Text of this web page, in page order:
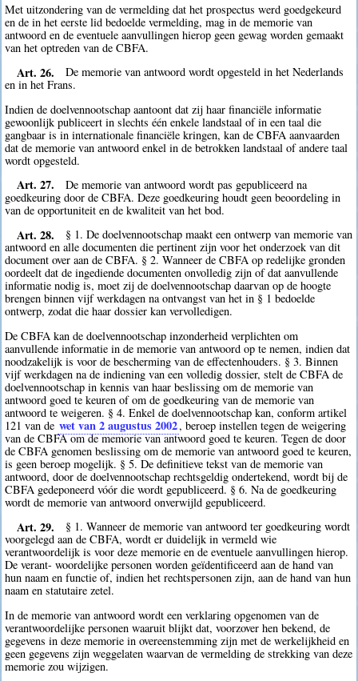
Met uitzondering van de vermelding dat het prospectus werd goedgekeurd
en de in het eerste lid bedoelde vermelding, mag in de memorie van
antwoord en de eventuele aanvullingen hierop geen gewag worden gemaakt
van het optreden van de CBFA.
Art. 26.
De memorie van antwoord wordt opgesteld in het Nederlands
en in het Frans.
Indien de doelvennootschap aantoont dat zij haar financiële informatie
gewoonlijk publiceert in slechts één enkele landstaal of in een taal die
gangbaar is in internationale financiële kringen, kan de CBFA aanvaarden
dat de memorie van antwoord enkel in de betrokken landstaal of andere taal
wordt opgesteld.
Art. 27.
De memorie van antwoord wordt pas gepubliceerd na
goedkeuring door de CBFA. Deze goedkeuring houdt geen beoordeling in
van de opportuniteit en de kwaliteit van het bod.
Art. 28.
§ 1. De doelvennootschap maakt een ontwerp van memorie van
antwoord en alle documenten die pertinent zijn voor het onderzoek van dit
document over aan de CBFA. § 2. Wanneer de CBFA op redelijke gronden
oordeelt dat de ingediende documenten onvolledig zijn of dat aanvullende
informatie nodig is, moet zij de doelvennootschap daarvan op de hoogte
brengen binnen vijf werkdagen na ontvangst van het in § 1 bedoelde
ontwerp, zodat die haar dossier kan vervolledigen.
De CBFA kan de doelvennootschap inzonderheid verplichten om
aanvullende informatie in de memorie van antwoord op te nemen, indien dat
noodzakelijk is voor de bescherming van de effectenhouders. § 3. Binnen
vijf werkdagen na de indiening van een volledig dossier, stelt de CBFA de
doelvennootschap in kennis van haar beslissing om de memorie van
antwoord goed te keuren of om de goedkeuring van de memorie van
antwoord te weigeren. § 4. Enkel de doelvennootschap kan, conform artikel
121 van de wet van 2 augustus 2002, beroep instellen tegen de weigering
van de CBFA om de memorie van antwoord goed te keuren. Tegen de door
de CBFA genomen beslissing om de memorie van antwoord goed te keuren,
is geen beroep mogelijk. § 5. De definitieve tekst van de memorie van
antwoord, door de doelvennootschap rechtsgeldig ondertekend, wordt bij de
CBFA gedeponeerd vóór die wordt gepubliceerd. § 6. Na de goedkeuring
wordt de memorie van antwoord onverwijld gepubliceerd.
Art. 29.
§ 1. Wanneer de memorie van antwoord ter goedkeuring wordt
voorgelegd aan de CBFA, wordt er duidelijk in vermeld wie
verantwoordelijk is voor deze memorie en de eventuele aanvullingen hierop.
De verant- woordelijke personen worden geïdentificeerd aan de hand van
hun naam en functie of, indien het rechtspersonen zijn, aan de hand van hun
naam en statutaire zetel.
In de memorie van antwoord wordt een verklaring opgenomen van de
verantwoordelijke personen waaruit blijkt dat, voorzover hen bekend, de
gegevens in deze memorie in overeenstemming zijn met de werkelijkheid en
geen gegevens zijn weggelaten waarvan de vermelding de strekking van deze
memorie zou wijzigen.